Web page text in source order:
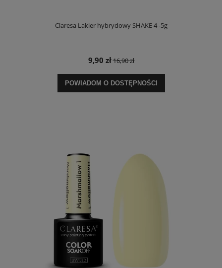
Claresa Lakier hybrydowy SHAKE 4 -5g
9,90 zł16,90 zł
POWIADOM O DOSTĘPNOŚCI